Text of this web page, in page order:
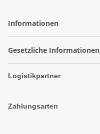
Informationen
Gesetzliche Informationen
Logistikpartner
Zahlungsarten